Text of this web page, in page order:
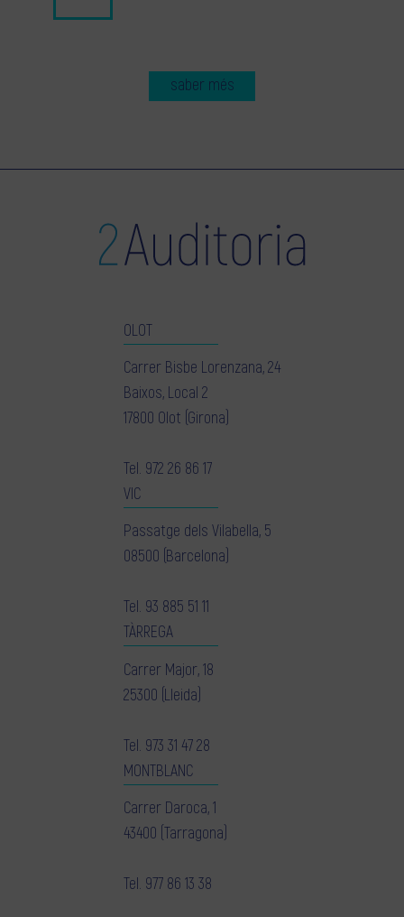
saber més
OLOT
Carrer Bisbe Lorenzana, 24
Baixos, Local 2
17800 Olot (Girona)
Tel. 972 26 86 17
VIC
Passatge dels Vilabella, 5
08500 (Barcelona)
Tel. 93 885 51 11
TÀRREGA
Carrer Major, 18
25300 (Lleida)
Tel. 973 31 47 28
MONTBLANC
Carrer Daroca, 1
43400 (Tarragona)
Tel. 977 86 13 38